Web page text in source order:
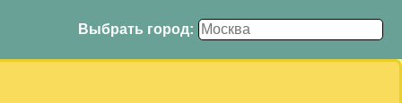
Выбрать город: